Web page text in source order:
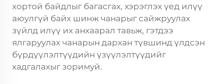
хортой байдлыг багасгах, хэрэглэх үед илүү
аюулгүй байх шинж чанарыг сайжруулах
зүйлд илүү их анхаарал тавьж, гэтдээ
ялгаруулах чанарын дархан түвшинд үлдсэн
бүрдүүлэлтүүдийн үзүүлэлтүүдийг
хадгалахыг зоримуй.